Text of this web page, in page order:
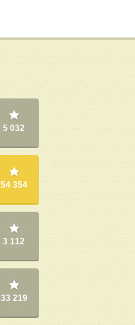
5 032
54 354
3 112
33 219